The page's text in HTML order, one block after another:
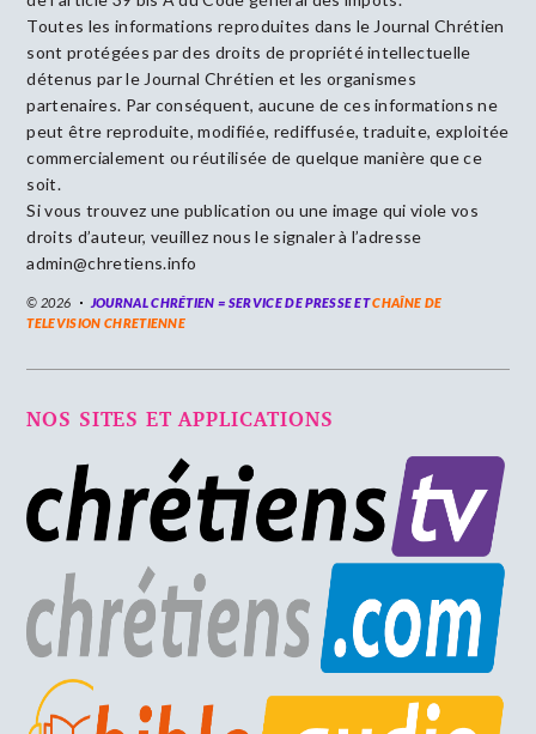
Toutes les informations reproduites dans le Journal Chrétien
sont protégées par des droits de propriété intellectuelle
détenus par le Journal Chrétien et les organismes
partenaires. Par conséquent, aucune de ces informations ne
peut être reproduite, modifiée, rediffusée, traduite, exploitée
commercialement ou réutilisée de quelque manière que ce
soit.
Si vous trouvez une publication ou une image qui viole vos
droits d’auteur, veuillez nous le signaler à l’adresse
admin@chretiens.info
© 2026 JOURNAL CHRÉTIEN = SERVICE DE PRESSE ETCHAÎNE DE
TELEVISION CHRETIENNE
NOS SITES ET APPLICATIONS